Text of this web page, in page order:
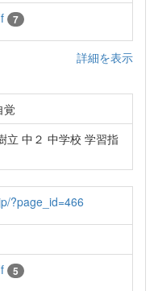
7
詳細を表示
覚
立 中２ 中学校 学習指
?page_id=466
5